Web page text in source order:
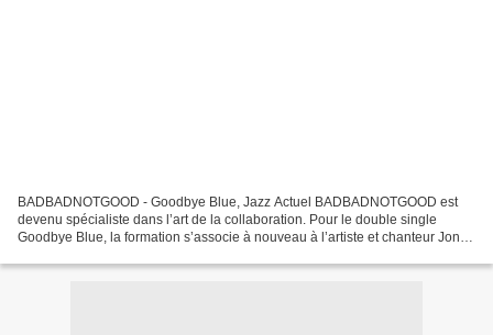
BADBADNOTGOOD - Goodbye Blue, Jazz Actuel BADBADNOTGOOD est
devenu spécialiste dans l’art de la collaboration. Pour le double single
Goodbye Blue, la formation s’associe à nouveau à l’artiste et chanteur Jonah